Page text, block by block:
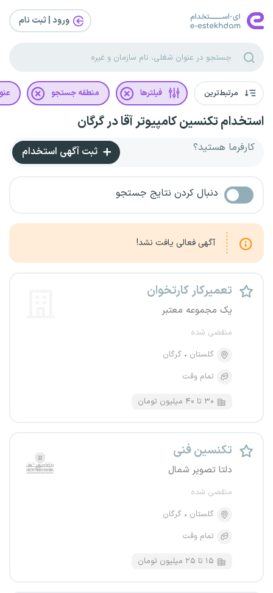
ورود | ثبت‌ نام
مرتبط‌ترین فیلترها منطقه جستجو
استخدام تکنسین کامپیوتر آقا در گرگان
کارفرما هستید؟ ثبت آگهی استخدام
دنبال کردن نتایج جستجو
آگهی فعالی یافت نشد!
تعمیرکار کارتخوان
یک مجموعه معتبر
منقضی شده
گلستان
گرگان
تمام وقت
۳۰ تا ۴۰ میلیون تومان
تکنسین فنی
دلتا تصویر شمال
منقضی شده
گلستان
گرگان
تمام وقت
۱۵ تا ۲۵ میلیون تومان